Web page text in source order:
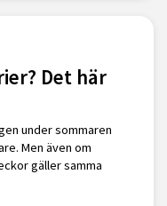
Det här
under sommaren
Men även om
gäller samma